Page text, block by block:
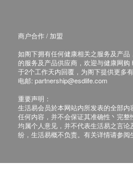
康网购
偿。
华康复康用品有限公司
确保货品在预约日期送
而导致货品超过购买
复康用品有限公司保
申请之权利。
个工作天前联络营康荟
商户合作 / 加盟
如阁下拥有任何健康相关之服务及产
的服务及产品供应商，欢迎与健康网购
于2个工作天内回覆，为阁下提供更多有
电邮: partnership@esdlife.com
重要声明：
生活易会员於本网站内所发表的全部
任何内容，并不会保证其准确性丶完
均属个人意见，并不代表生活易之言
纷，生活易概不负责。有关详情请参阅